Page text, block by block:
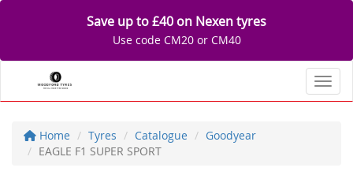
Save up to £40 on Nexen tyres
Use code CM20 or CM40
Home Tyres Catalogue
Goodyear
EAGLE F1 SUPER SPORT